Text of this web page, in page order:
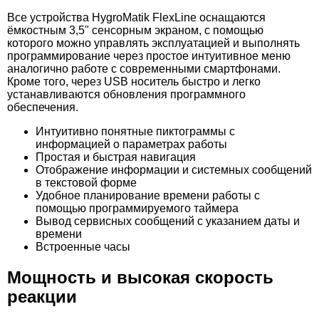
61.228
Курна мраморная КМ10
8.600
Кран для турецкой бани (хамам) Morelli
Rinascimento, латунь
Кран для турецкой бани (хамам) Morelli
Regno, латунь
37.600
Дверь для хамам Камелия 80x200
26.238
Панель Lux Elements ELEMENT-SL 30,
600×2500×30 мм, надрезы по длине
Панель Lux Elements ELEMENT-SQ 30,
600×2500×30 мм, надрезы по ширине
42.166
Светильник кувшин мраморный Talc МС07
Все устройства HygroMatik FlexLine оснащаются
ёмкостным 3,5" сенсорным экраном, с помощью
которого можно управлять эксплуатацией и выполнять
программирование через простое интуитивное меню
аналогично работе с современными смартфонами.
Кроме того, через USB носитель быстро и легко
устанавливаются обновления программного
обеспечения.
Интуитивно понятные пиктограммы с
информацией о параметрах работы
Простая и быстрая навигация
Отображение информации и системных сообщений
в текстовой форме
Удобное планирование времени работы с
помощью программируемого таймера
Вывод сервисных сообщений с указанием даты и
времени
Встроенные часы
Мощность и высокая скорость
реакции